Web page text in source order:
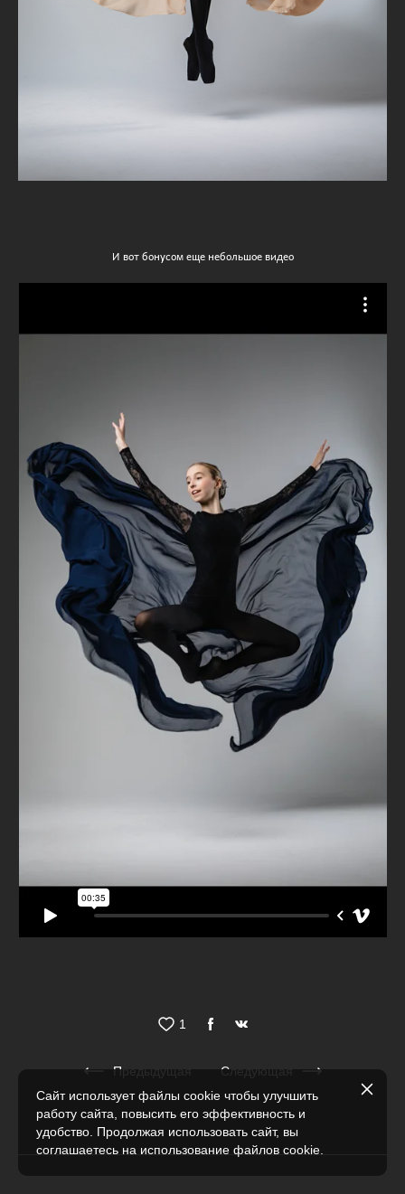
И вот бонусом еще небольшое видео
1
Предыдущая
Следующая
Сайт использует файлы cookie чтобы улучшить
работу сайта, повысить его эффективность и
удобство. Продолжая использовать сайт, вы
соглашаетесь на использование файлов cookie.